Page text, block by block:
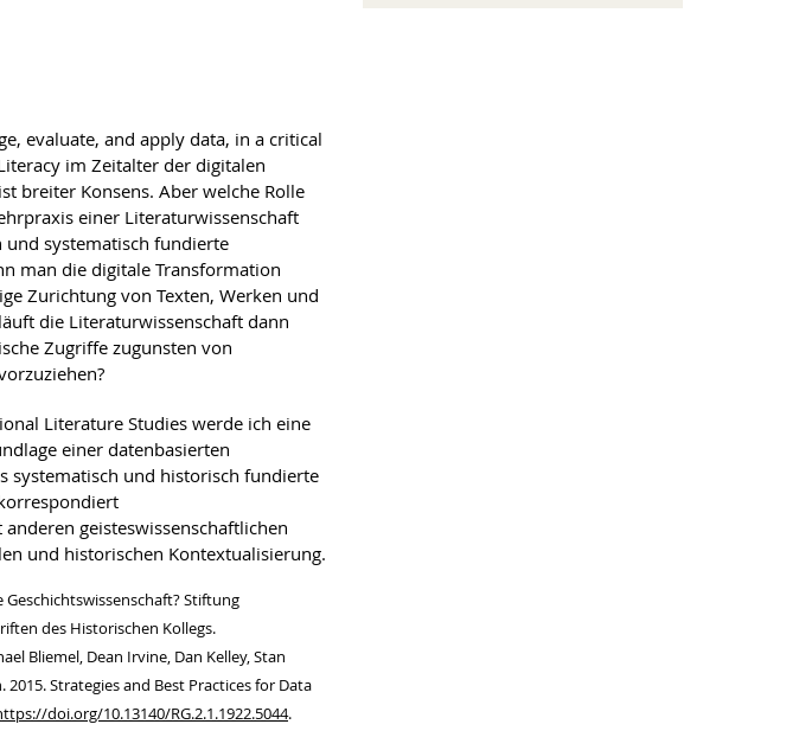
evaluate, and apply data, in a critical
im Zeitalter der digitalen
breiter Konsens. Aber welche Rolle
einer Literaturwissenschaft
systematisch fundierte
man die digitale Transformation
Zurichtung von Texten, Werken und
die Literaturwissenschaft dann
Zugriffe zugunsten von
Literature Studies werde ich eine
einer datenbasierten
systematisch und historisch fundierte
geisteswissenschaftlichen
und historischen Kontextualisierung.
Stiftung
des Historischen Kollegs.
Bliemel, Dean Irvine, Dan Kelley, Stan
Strategies and Best Practices for Data
doi.org/10.13140/RG.2.1.1922.5044.